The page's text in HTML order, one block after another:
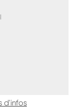
d'infos